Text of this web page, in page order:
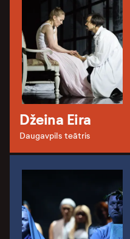
Džeina Eira
Daugavpils teātris